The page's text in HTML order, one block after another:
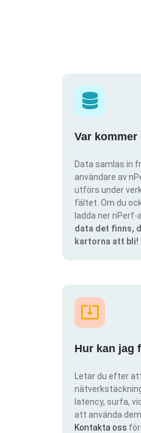
Var
Data samlas in
användare av
utförs under
fältet. Om du
ladda ner
data det finns,
kartorna att bli!
Hur kan jag
Letar du efter
latency, surfa,
att använda
Kontakta oss